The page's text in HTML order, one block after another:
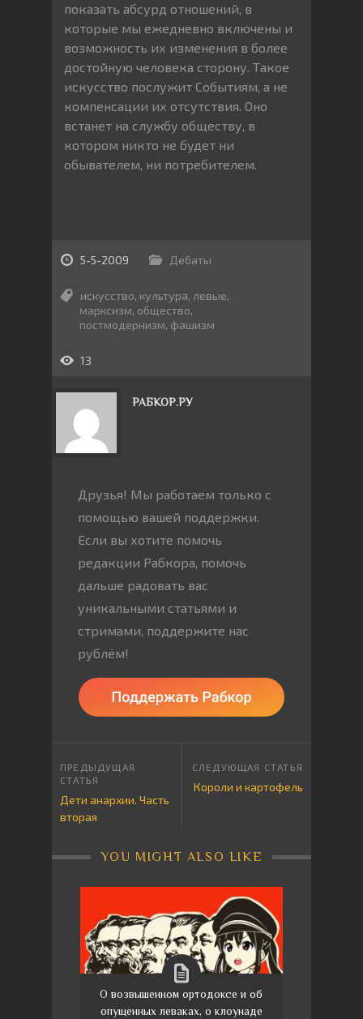
показать абсурд отношений, в
которые мы ежедневно включены и
возможность их изменения в более
достойную человека сторону. Такое
искусство послужит Событиям, а не
компенсации их отсутствия. Оно
встанет на службу обществу, в
котором никто не будет ни
обывателем, ни потребителем.
5-5-2009 Дебаты
искусство, культура, левые,
марксизм, общество,
постмодернизм, фашизм
13
РАБКОР.РУ
Друзья! Мы работаем только с
помощью вашей поддержки.
Если вы хотите помочь
редакции Рабкора, помочь
дальше радовать вас
уникальными статьями и
стримами, поддержите нас
рублём!
Дети анархии. Часть
вторая
Короли и картофель
YOU MIGHT ALSO LIKE
О возвышенном ортодоксе и об
опущенных леваках, о клоунаде